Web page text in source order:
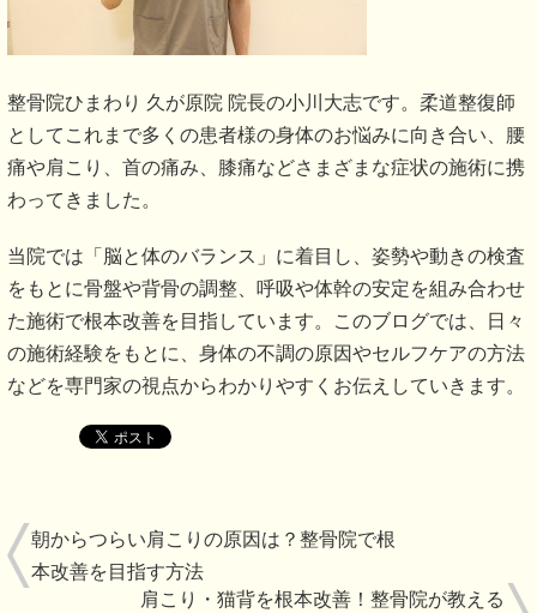
整骨院ひまわり 久が原院 院長の小川大志です。柔道整復師
としてこれまで多くの患者様の身体のお悩みに向き合い、腰
痛や肩こり、首の痛み、膝痛などさまざまな症状の施術に携
わってきました。
当院では「脳と体のバランス」に着目し、姿勢や動きの検査
をもとに骨盤や背骨の調整、呼吸や体幹の安定を組み合わせ
た施術で根本改善を目指しています。このブログでは、日々
の施術経験をもとに、身体の不調の原因やセルフケアの方法
などを専門家の視点からわかりやすくお伝えしていきます。
朝からつらい肩こりの原因は？整骨院で根
本改善を目指す方法
肩こり・猫背を根本改善！整骨院が教える